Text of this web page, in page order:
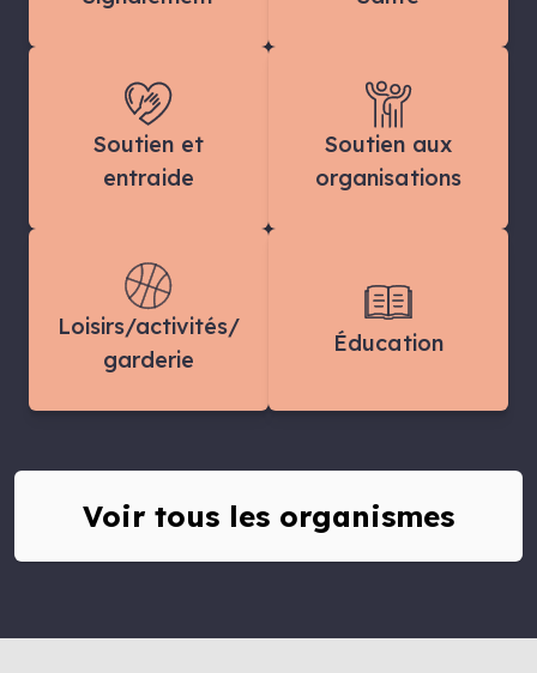
Soutien et
entraide
Soutien aux
organisations
Loisirs/activités/
garderie
Éducation
Voir tous les organismes